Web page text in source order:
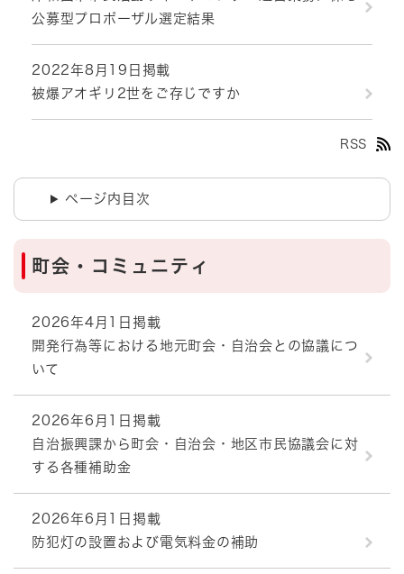
公募型プロポーザル選定結果
2022年8月19日掲載
被爆アオギリ2世をご存じですか
RSS
ページ内目次
町会・コミュニティ
2026年4月1日掲載
開発行為等における地元町会・自治会との協議につ
いて
2026年6月1日掲載
自治振興課から町会・自治会・地区市民協議会に対
する各種補助金
2026年6月1日掲載
防犯灯の設置および電気料金の補助